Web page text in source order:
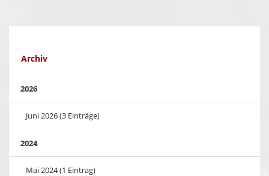
Archiv
2026
Juni 2026 (3 Einträge)
2024
Mai 2024 (1 Eintrag)